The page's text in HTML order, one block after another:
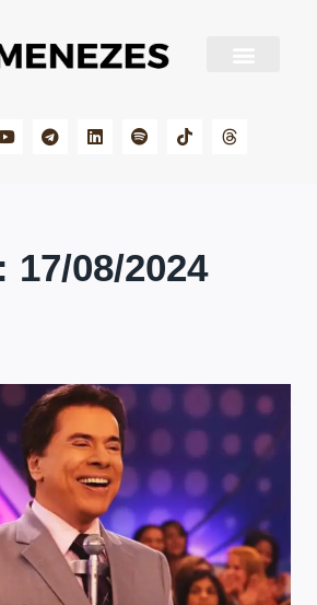
17/08/2024